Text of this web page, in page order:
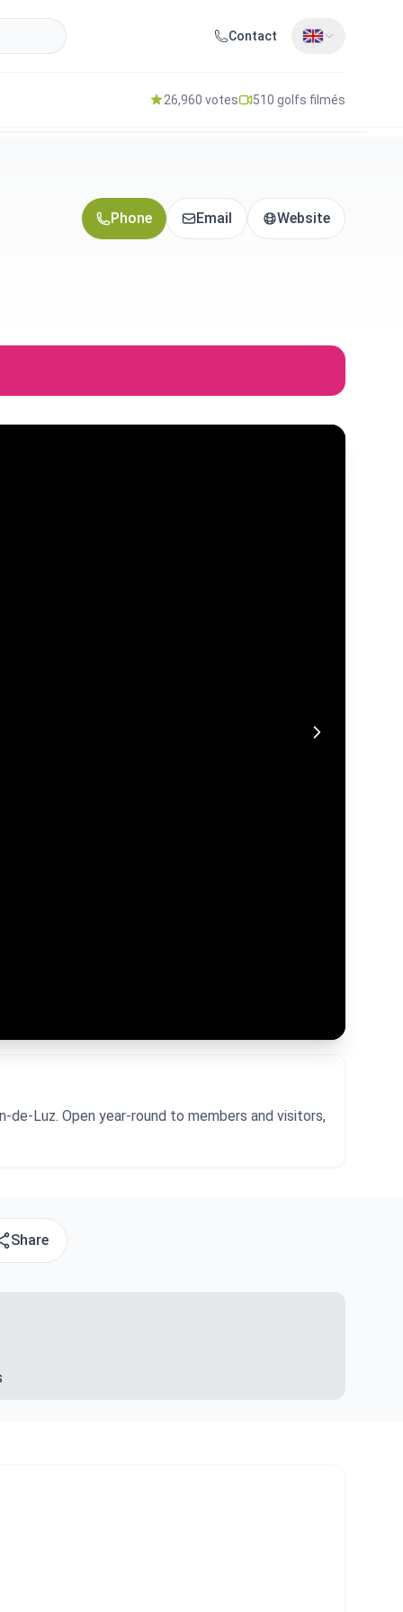
Contact
26,960 votes 510 golfs filmés
Phone Email Website
de-Luz. Open year-round to members and visitors,
Share